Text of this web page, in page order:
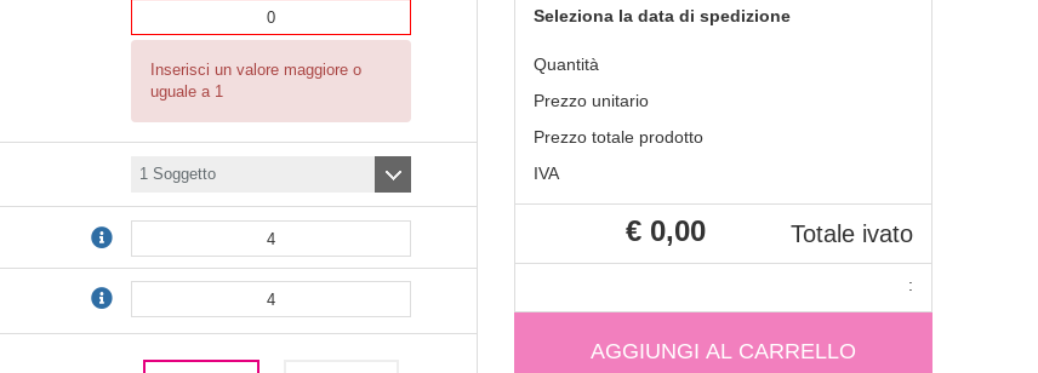
Inserisci un valore maggiore o
uguale a 1
Seleziona la data di spedizione
Quantità
Prezzo unitario
Prezzo totale prodotto
IVA
Totale ivato
€ 0,00
:
AGGIUNGI AL CARRELLO